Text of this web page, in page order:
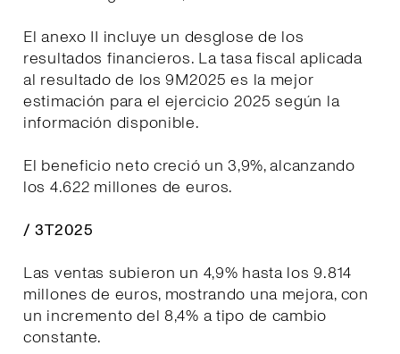
El anexo II incluye un desglose de los
resultados financieros. La tasa fiscal aplicada
al resultado de los 9M2025 es la mejor
estimación para el ejercicio 2025 según la
información disponible.
El beneficio neto creció un 3,9%, alcanzando
los 4.622 millones de euros.
/ 3T2025
Las ventas subieron un 4,9% hasta los 9.814
millones de euros, mostrando una mejora, con
un incremento del 8,4% a tipo de cambio
constante.